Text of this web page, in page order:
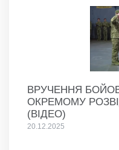
ВРУЧЕННЯ
ОКРЕМОМУ
(ВІДЕО)
20.12.2025